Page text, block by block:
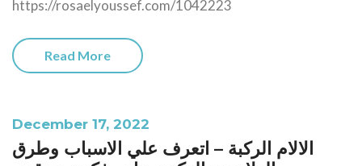
https://rosaelyoussef.com/1042223
Read More
December 17, 2022
الالام الركبة – اتعرف علي الاسباب وطرق